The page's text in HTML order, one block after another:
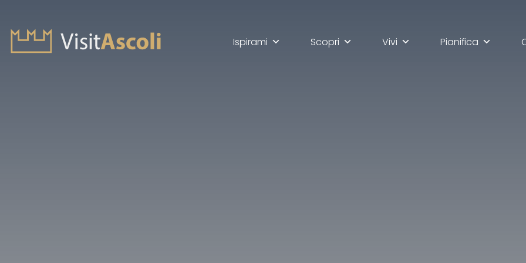
Ispirami Scopri Vivi Pianifica